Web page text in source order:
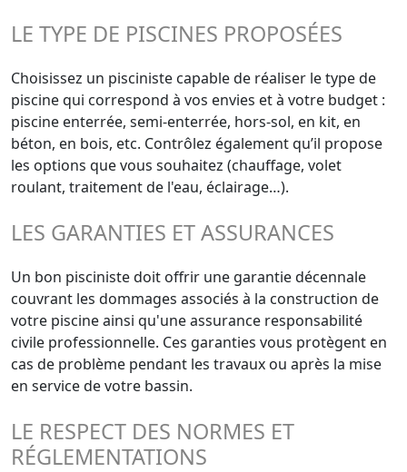
LE TYPE DE PISCINES PROPOSÉES
Choisissez un pisciniste capable de réaliser le type de
piscine qui correspond à vos envies et à votre budget :
piscine enterrée, semi-enterrée, hors-sol, en kit, en
béton, en bois, etc. Contrôlez également qu’il propose
les options que vous souhaitez (chauffage, volet
roulant, traitement de l'eau, éclairage…).
LES GARANTIES ET ASSURANCES
Un bon pisciniste doit offrir une garantie décennale
couvrant les dommages associés à la construction de
votre piscine ainsi qu'une assurance responsabilité
civile professionnelle. Ces garanties vous protègent en
cas de problème pendant les travaux ou après la mise
en service de votre bassin.
LE RESPECT DES NORMES ET
RÉGLEMENTATIONS